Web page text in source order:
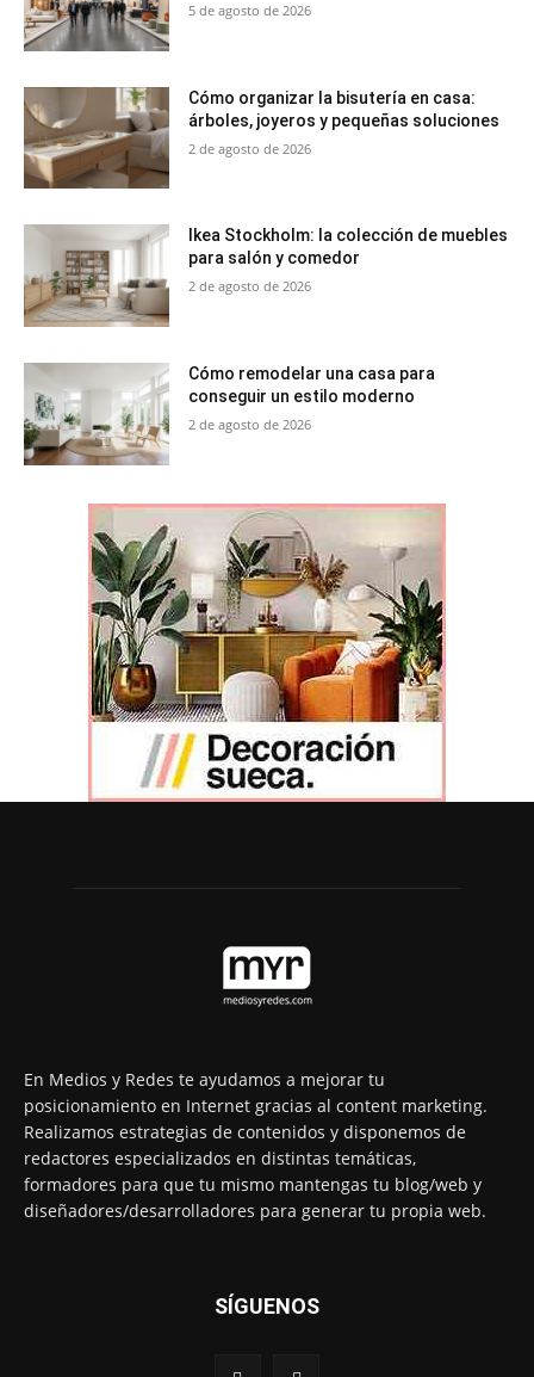
5 de agosto de 2026
Cómo organizar la bisutería en casa:
árboles, joyeros y pequeñas soluciones
2 de agosto de 2026
Ikea Stockholm: la colección de muebles
para salón y comedor
2 de agosto de 2026
Cómo remodelar una casa para
conseguir un estilo moderno
2 de agosto de 2026
En Medios y Redes te ayudamos a mejorar tu
posicionamiento en Internet gracias al content marketing.
Realizamos estrategias de contenidos y disponemos de
redactores especializados en distintas temáticas,
formadores para que tu mismo mantengas tu blog/web y
diseñadores/desarrolladores para generar tu propia web.
SÍGUENOS